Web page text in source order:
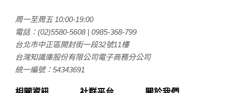
周一至周五 10:00-19:00
電話： (02)5580-5608| 0985-368-799
台北市中正區開封街一段32號11樓
台灣知識庫股份有限公司電子商務分公司
統一編號：54343691